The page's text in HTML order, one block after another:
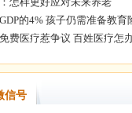
信号